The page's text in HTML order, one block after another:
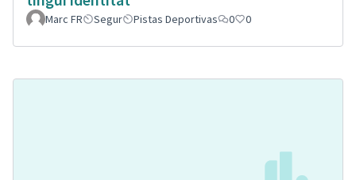
Marc FR Segur Pistas Deportivas 0 0